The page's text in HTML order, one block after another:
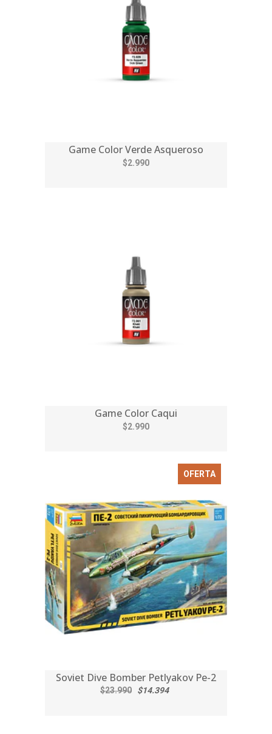
Game Color Verde Asqueroso
$2.990
Game Color Caqui
$2.990
OFERTA
Soviet Dive Bomber Petlyakov Pe-2
$23.990 $14.394